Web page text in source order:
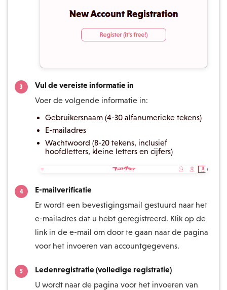
Vul de vereiste informatie in
Voer de volgende informatie in:
Gebruikersnaam (4-30 alfanumerieke tekens)
E-mailadres
Wachtwoord (8-20 tekens, inclusief
hoofdletters, kleine letters en cijfers)
E-mailverificatie
Er wordt een bevestigingsmail gestuurd naar het
e-mailadres dat u hebt geregistreerd. Klik op de
link in de e-mail om door te gaan naar de pagina
voor het invoeren van accountgegevens.
Ledenregistratie (volledige registratie)
U wordt naar de pagina voor het invoeren van